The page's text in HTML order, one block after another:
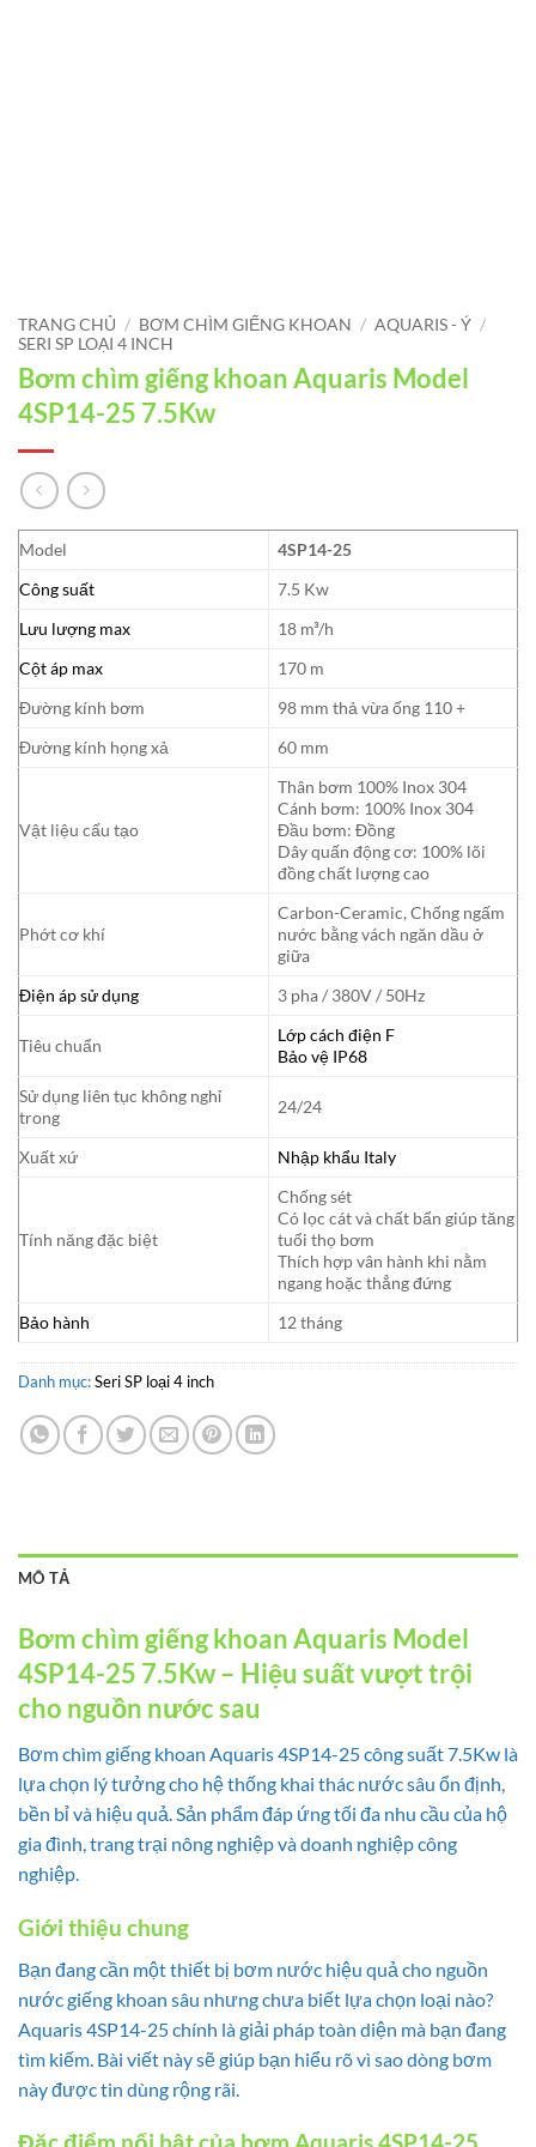
TRANG CHỦ / BƠM CHÌM GIẾNG KHOAN / AQUARIS - Ý /
SERI SP LOẠI 4 INCH
Bơm chìm giếng khoan Aquaris Model
4SP14-25 7.5Kw
Model
4SP14-25
Công suất
7.5 Kw
Lưu lượng max
18 m³/h
Cột áp max
170 m
Đường kính bơm
98 mm thả vừa ống 110 +
Đường kính họng xả
60 mm
Vật liệu cấu tạo
Thân bơm 100% Inox 304
Cánh bơm: 100% Inox 304
Đầu bơm: Đồng
Dây quấn động cơ: 100% lõi
đồng chất lượng cao
Phớt cơ khí
Carbon-Ceramic, Chống ngấm
nước bằng vách ngăn dầu ở
giữa
Điện áp sử dụng
3 pha / 380V / 50Hz
Tiêu chuẩn
Lớp cách điện F
Bảo vệ IP68
Sử dụng liên tục không nghỉ
trong
24/24
Xuất xứ Nhập khẩu Italy
Tính năng đặc biệt
Chống sét
Có lọc cát và chất bẩn giúp tăng
tuổi thọ bơm
Thích hợp vân hành khi nằm
ngang hoặc thẳng đứng
Bảo hành
12 tháng
Danh mục:Seri SP loại 4 inch
MÔ TẢ
Bơm chìm giếng khoan Aquaris Model
4SP14-25 7.5Kw – Hiệu suất vượt trội
cho nguồn nước sau
Bơm chìm giếng khoan Aquaris 4SP14-25 công suất 7.5Kw là
lựa chọn lý tưởng cho hệ thống khai thác nước sâu ổn định,
bền bỉ và hiệu quả. Sản phẩm đáp ứng tối đa nhu cầu của hộ
gia đình, trang trại nông nghiệp và doanh nghiệp công
nghiệp.
Giới thiệu chung
Bạn đang cần một thiết bị bơm nước hiệu quả cho nguồn
nước giếng khoan sâu nhưng chưa biết lựa chọn loại nào?
Aquaris 4SP14-25 chính là giải pháp toàn diện mà bạn đang
tìm kiếm. Bài viết này sẽ giúp bạn hiểu rõ vì sao dòng bơm
này được tin dùng rộng rãi.